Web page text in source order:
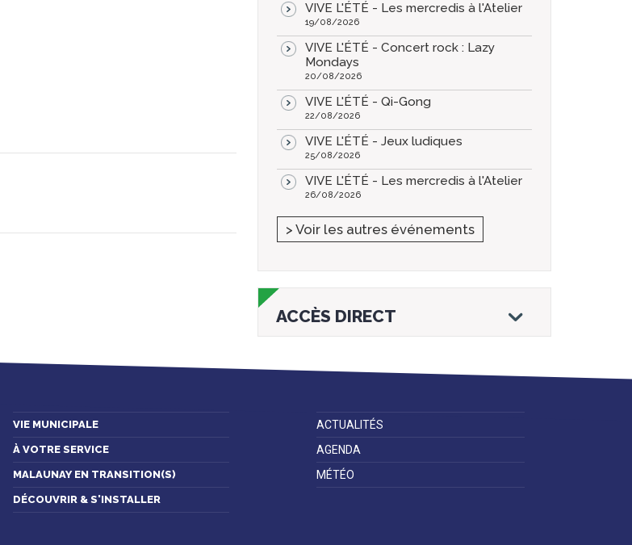
VIVE L'ÉTÉ - Les mercredis à l'Atelier
19/08/2026
VIVE L'ÉTÉ - Concert rock : Lazy
Mondays
20/08/2026
VIVE L'ÉTÉ - Qi-Gong
22/08/2026
VIVE L'ÉTÉ - Jeux ludiques
25/08/2026
VIVE L'ÉTÉ - Les mercredis à l'Atelier
26/08/2026
> Voir les autres événements
ACCÈS DIRECT
démarches
VIE MUNICIPALE
À VOTRE SERVICE
MALAUNAY EN TRANSITION(S)
DÉCOUVRIR & S'INSTALLER
ACTUALITÉS
AGENDA
MÉTÉO